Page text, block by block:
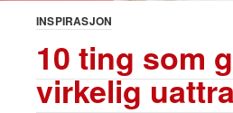
INSPIRASJON
10 ting som
virkelig